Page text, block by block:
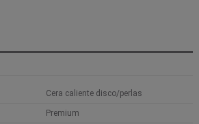
Cera caliente disco/perlas
Premium